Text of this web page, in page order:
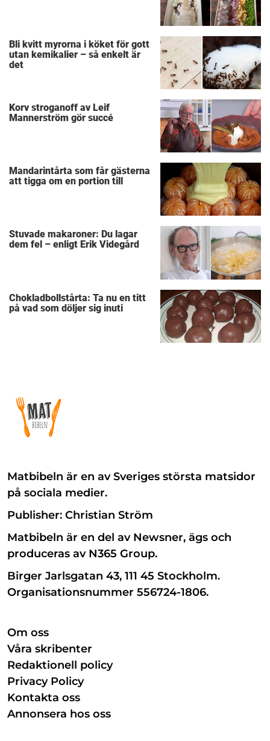
Bli kvitt myrorna i köket för gott
utan kemikalier – så enkelt är
det
Korv stroganoff av Leif
Mannerström gör succé
Mandarintårta som får gästerna
att tigga om en portion till
Stuvade makaroner: Du lagar
dem fel – enligt Erik Videgård
Chokladbollstårta: Ta nu en titt
på vad som döljer sig inuti
Matbibeln är en av Sveriges största matsidor
på sociala medier.
Publisher: Christian Ström
Matbibeln är en del av Newsner, ägs och
produceras av N365 Group.
Birger Jarlsgatan 43, 111 45 Stockholm.
Organisationsnummer 556724-1806.
Om oss
Våra skribenter
Redaktionell policy
Privacy Policy
Kontakta oss
Annonsera hos oss